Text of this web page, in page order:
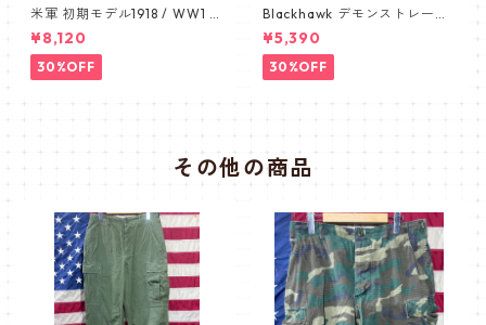
米軍 初期モデル1918 / WW1 B
AR BELT /バーベルト デッド
ストック カップ付き 1911
¥8,120
30%OFF
Blackhawk デモンストレーシ
ョン 1911 オレンジ ピスト
ル pistol
¥5,390
30%OFF
その他の商品